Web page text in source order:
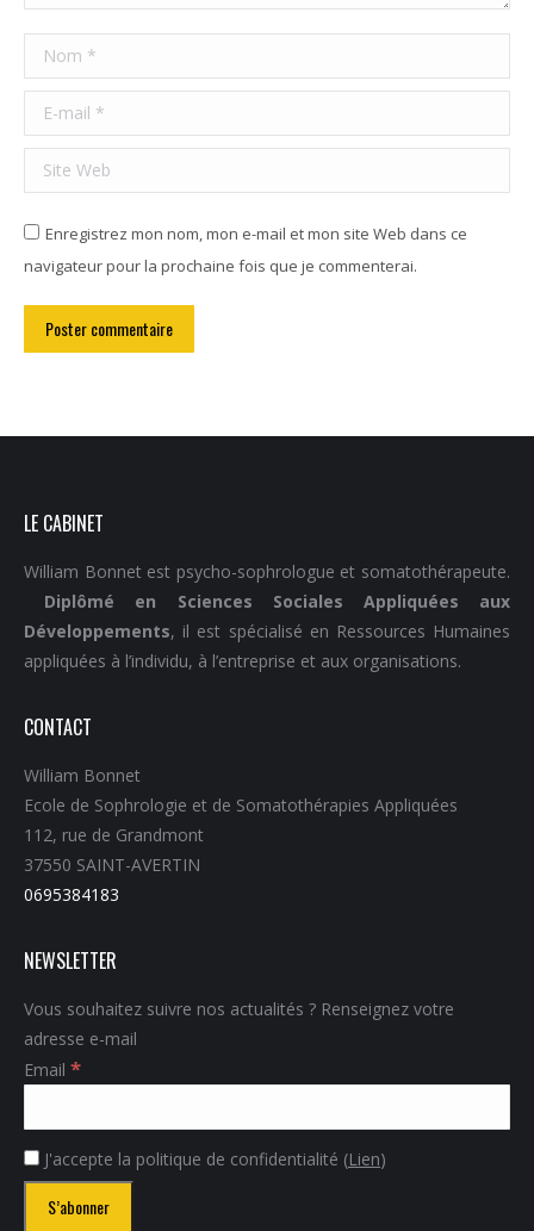
Nom *
E-mail *
Site Web
Enregistrez mon nom, mon e-mail et mon site Web dans ce
navigateur pour la prochaine fois que je commenterai.
Poster commentaire
LE CABINET
William Bonnet est psycho-sophrologue et somatothérapeute.
Diplômé en Sciences Sociales Appliquées aux
Développements, il est spécialisé en Ressources Humaines
appliquées à l’individu, à l’entreprise et aux organisations.
CONTACT
William Bonnet
Ecole de Sophrologie et de Somatothérapies Appliquées
112, rue de Grandmont
37550 SAINT-AVERTIN
0695384183
NEWSLETTER
Vous souhaitez suivre nos actualités ? Renseignez votre
adresse e-mail
Email *
J'accepte la politique de confidentialité (Lien)